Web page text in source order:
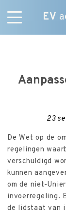
EV
Skip
Nieuws
23
De Wet op de
regelingen
verschuldigd
kunnen
om de niet-
invoerregeling.